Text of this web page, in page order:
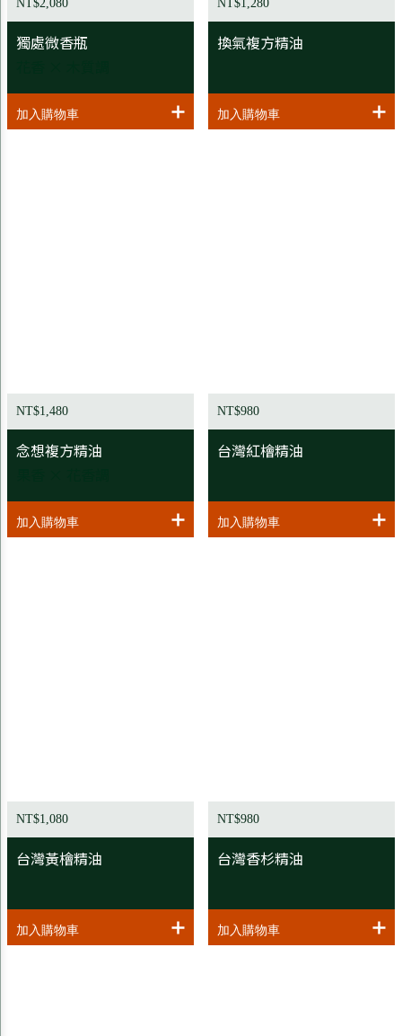
NT$2,080
獨處微香瓶
NT$1,280
換氣複方精油
NT$1,480
念想複方精油
NT$980
台灣紅檜精油
NT$1,080
台灣黃檜精油
NT$980
台灣香杉精油